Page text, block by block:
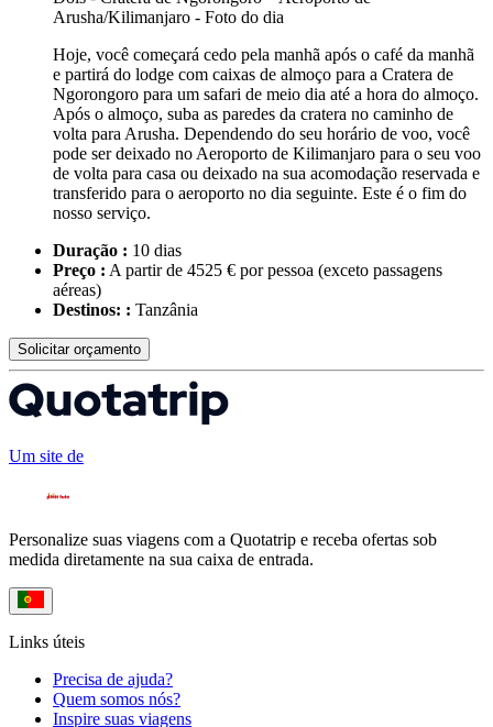
Hoje, você começará cedo pela manhã após o café da manhã
e partirá do lodge com caixas de almoço para a Cratera de
Ngorongoro para um safari de meio dia até a hora do almoço.
Após o almoço, suba as paredes da cratera no caminho de
volta para Arusha. Dependendo do seu horário de voo, você
pode ser deixado no Aeroporto de Kilimanjaro para o seu voo
de volta para casa ou deixado na sua acomodação reservada e
transferido para o aeroporto no dia seguinte. Este é o fim do
nosso serviço.
Duração : 10 dias
Preço : A partir de 4525 € por pessoa (exceto passagens
aéreas)
Destinos: : Tanzânia
Solicitar orçamento
Um site de
Personalize suas viagens com a Quotatrip e receba ofertas sob
medida diretamente na sua caixa de entrada.
Links úteis
Precisa de ajuda?
Quem somos nós?
Inspire suas viagens